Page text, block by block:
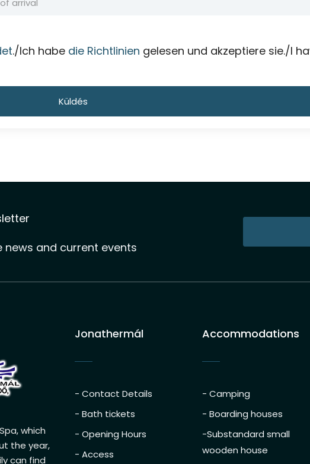
./Ich habe die Richtlinien gelesen und akzeptiere sie./I
Küldés
and current events
which
the year,
can find
Jonathermál
- Contact Details
- Bath tickets
- Opening Hours
- Access
Accommodations
- Camping
- Boarding houses
-Substandard small
wooden house